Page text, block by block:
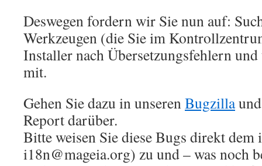
Deswegen fordern wir Sie nun auf:
Werkzeugen (die Sie im
Installer nach Übersetzungsfehlern und
mit.
Gehen Sie dazu in unserenBugzillaund
Report darüber.
Bitte weisen Sie diese Bugs direkt dem
i18n@mageia.org) zu und – was noch